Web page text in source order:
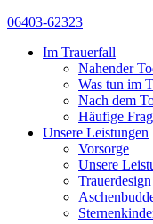
06403-62323
Im Trauerfall
Nahender
Was tun im
Nach dem
Häufige
Unsere Leistungen
Vorsorge
Unsere
Trauerdesign